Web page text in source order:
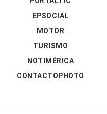
EPSOCIAL
MOTOR
TURISMO
NOTIMÉRICA
CONTACTOPHOTO